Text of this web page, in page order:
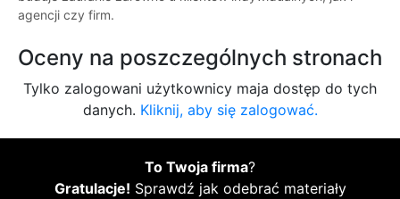
agencji czy firm.
Oceny na poszczególnych stronach
Tylko zalogowani użytkownicy maja dostęp do tych
danych. Kliknij, aby się zalogować.
To Twoja firma?
Gratulacje! Sprawdź jak odebrać materiały